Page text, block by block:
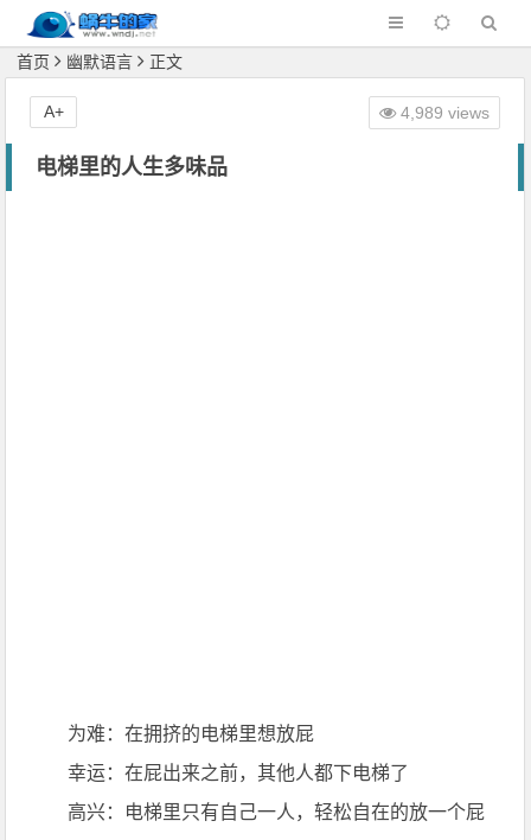
首页 幽默语言 正文
电梯里的人生多味品
为难：在拥挤的电梯里想放屁
幸运：在屁出来之前，其他人都下电梯了
高兴：电梯里只有自己一人，轻松自在的放一个屁
4,989 views
A+